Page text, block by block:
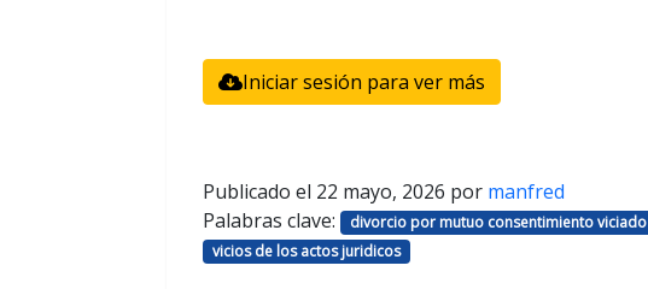
Iniciar sesión para ver más
Publicado el 22 mayo, 2026 por manfred
Palabras clave:
divorcio por mutuo consentimiento viciado
vicios de los actos juridicos